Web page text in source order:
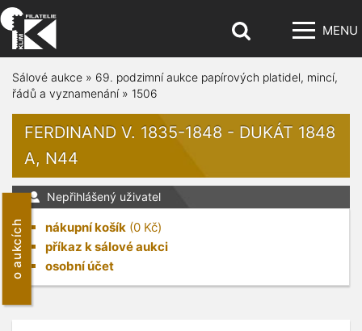
MENU
o aukcích
Sálové aukce » 69. podzimní aukce papírových platidel, mincí,
řádů a vyznamenání» 1506
FERDINAND V. 1835-1848 - DUKÁT 1848
A, N44
Nepřihlášený uživatel
nákupní košík (0 Kč)
příkaz k sálové aukci
osobní účet